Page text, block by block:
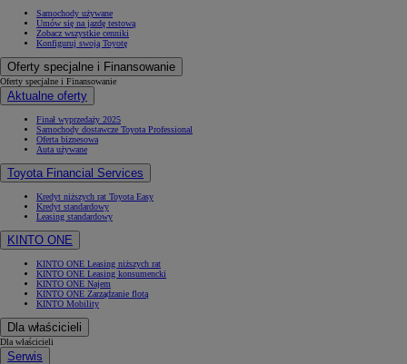
Samochody używane
Umów się na jazdę testową
Zobacz wszystkie cenniki
Konfiguruj swoją Toyotę
Oferty specjalne i Finansowanie
Oferty specjalne i Finansowanie
Aktualne oferty
Finał wyprzedaży 2025
Samochody dostawcze Toyota Professional
Oferta biznesowa
Auta używane
Toyota Financial Services
Kredyt niższych rat Toyota Easy
Kredyt standardowy
Leasing standardowy
KINTO ONE
KINTO ONE Leasing niższych rat
KINTO ONE Leasing konsumencki
KINTO ONE Najem
KINTO ONE Zarządzanie flotą
KINTO Mobility
Dla właścicieli
Dla właścicieli
Serwis